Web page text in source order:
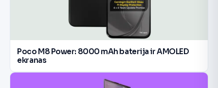
Poco M8 Power: 8000 mAh baterija ir AMOLED
ekranas